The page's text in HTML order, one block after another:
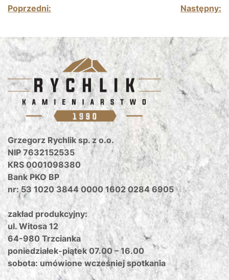
Nawigacja wpisu
Poprzedni: Następny:
Grzegorz Rychlik sp. z o.o.
NIP 7632152535
KRS 0001098380
Bank PKO BP
nr: 53 1020 3844 0000 1602 0284 6905
zakład produkcyjny:
ul. Witosa 12
64-980 Trzcianka
poniedziałek-piątek 07.00 – 16.00
sobota: umówione wcześniej spotkania